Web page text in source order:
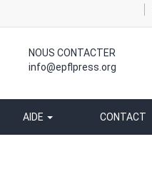
NOUS CONTACTER
info@epflpress.org
AIDE CONTACT